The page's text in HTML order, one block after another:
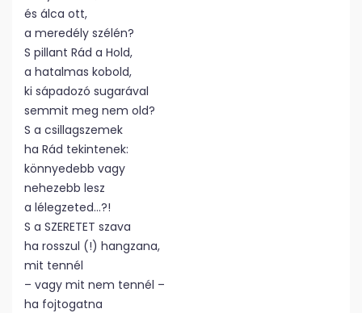
és álca ott,
a meredély szélén?
S pillant Rád a Hold,
a hatalmas kobold,
ki sápadozó sugarával
semmit meg nem old?
S a csillagszemek
ha Rád tekintenek:
könnyedebb vagy
nehezebb lesz
a lélegzeted…?!
S a SZERETET szava
ha rosszul (!) hangzana,
mit tennél
– vagy mit nem tennél –
ha fojtogatna